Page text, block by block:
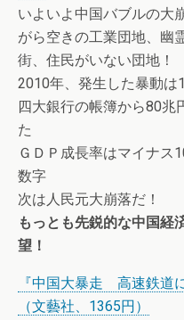
いよいよ中国バブルの大
がら空きの工業団地、幽
街、住民がいない団地！
2010年、発生した暴動は
四大銀行の帳簿から80兆
た
ＧＤＰ成長率はマイナス
数字
次は人民元大崩落だ！
もっとも先鋭的な中国経
望！
『中国大暴走 高速鉄道
（文藝社、1365円）